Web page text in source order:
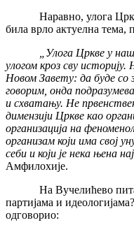
Наравно, улога Цркве
била врло актуелна тема,
„Улога Цркве у нашем
улогом кроз сву
Новом Завету: да буде
говорим, онда
и схватању. Не
димензији Цркве као
организација на
организам који има свој
себи и који је нека њена
Амфилохије.
На Вучелићево
партијама и
одговорио: